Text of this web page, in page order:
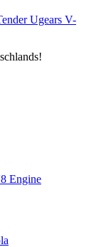
Ugears V-
Engine